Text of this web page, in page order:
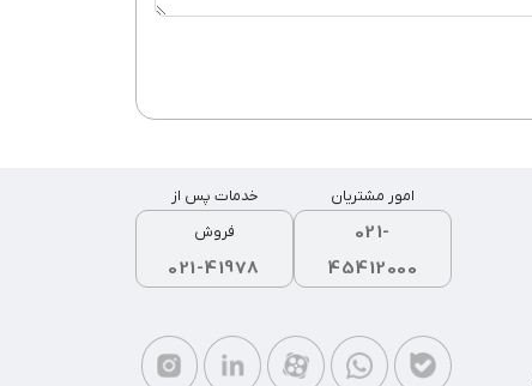
021-
45412000
امور مشتریان
021-41978
خدمات پس از
فروش